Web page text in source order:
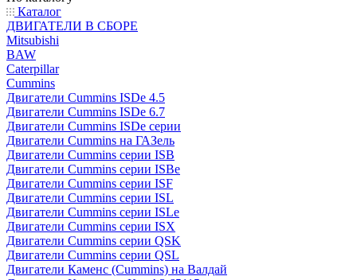
Каталог
ДВИГАТЕЛИ В СБОРЕ
Mitsubishi
BAW
Caterpillar
Cummins
Двигатели Cummins ISDe 4.5
Двигатели Cummins ISDe 6.7
Двигатели Cummins ISDe серии
Двигатели Cummins на ГАЗель
Двигатели Cummins серии ISB
Двигатели Cummins серии ISBe
Двигатели Cummins серии ISF
Двигатели Cummins серии ISL
Двигатели Cummins серии ISLe
Двигатели Cummins серии ISX
Двигатели Cummins серии QSK
Двигатели Cummins серии QSL
Двигатели Каменс (Cummins) на Валдай